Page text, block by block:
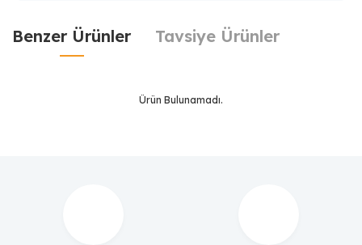
Benzer Ürünler Tavsiye Ürünler
Ürün Bulunamadı.